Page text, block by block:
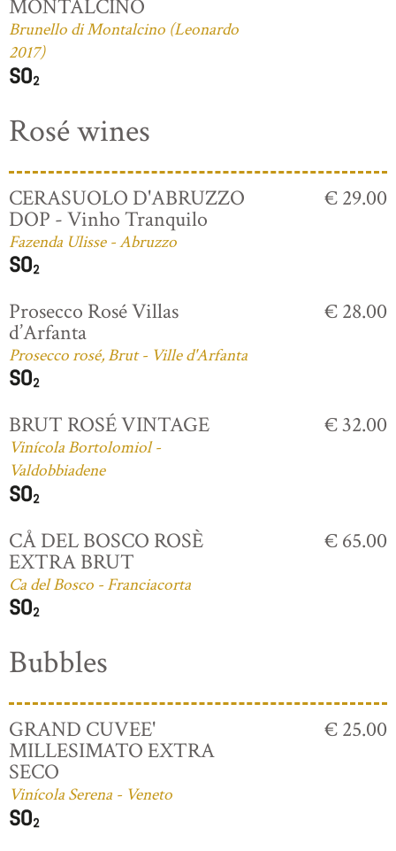
MONTALCINO
Brunello di Montalcino (Leonardo
2017)
Rosé wines
CERASUOLO D'ABRUZZO
DOP - Vinho Tranquilo
Fazenda Ulisse - Abruzzo
€ 29.00
Prosecco Rosé Villas
d’Arfanta
Prosecco rosé, Brut - Ville d'Arfanta
€ 28.00
BRUT ROSÉ VINTAGE
Vinícola Bortolomiol -
Valdobbiadene
€ 32.00
CÅ DEL BOSCO ROSÈ
EXTRA BRUT
Ca del Bosco - Franciacorta
€ 65.00
Bubbles
GRAND CUVEE'
MILLESIMATO EXTRA
SECO
Vinícola Serena - Veneto
€ 25.00